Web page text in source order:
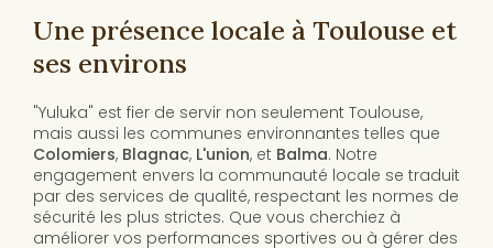
Une présence locale à Toulouse et
ses environs
"Yuluka" est fier de servir non seulement Toulouse,
mais aussi les communes environnantes telles que
Colomiers, Blagnac, L'union, et Balma. Notre
engagement envers la communauté locale se traduit
par des services de qualité, respectant les normes de
sécurité les plus strictes. Que vous cherchiez à
améliorer vos performances sportives ou à gérer des